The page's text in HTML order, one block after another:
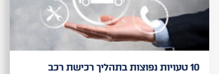
10 טעויות נפוצות בתהליך רכישת רכב